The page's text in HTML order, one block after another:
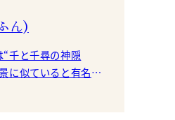
ん)
千と千尋の神隠
に似ていると有名に